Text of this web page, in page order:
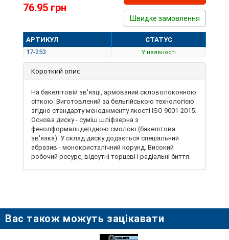
76.95 грн
Швидке замовлення
АРТИКУЛ
СТАТУС
17-253
У наявності
Короткий опис
На бакелітовій зв'язці, армований скловолоконною
сіткою. Виготовлений за бельгійською технологією
згідно стандарту менеджменту якості ISO 9001-2015.
Основа диску - суміш шліфзерна з
фенолформальдегідною смолою (бакелітова
зв'язка). У склад диску додається спеціальний
абразив - монокристалічний корунд. Високий
робочий ресурс, відсутні торцеві і радіальні биття.
діаметр 22,2 мм.
Вас також можуть зацікавати